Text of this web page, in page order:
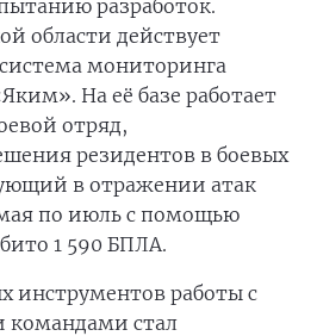
разработок.
области действует
мониторинга
На её базе работает
отряд,
резидентов в боевых
в отражении атак
по июль с помощью
1 590 БПЛА.
инструментов работы с
командами стал